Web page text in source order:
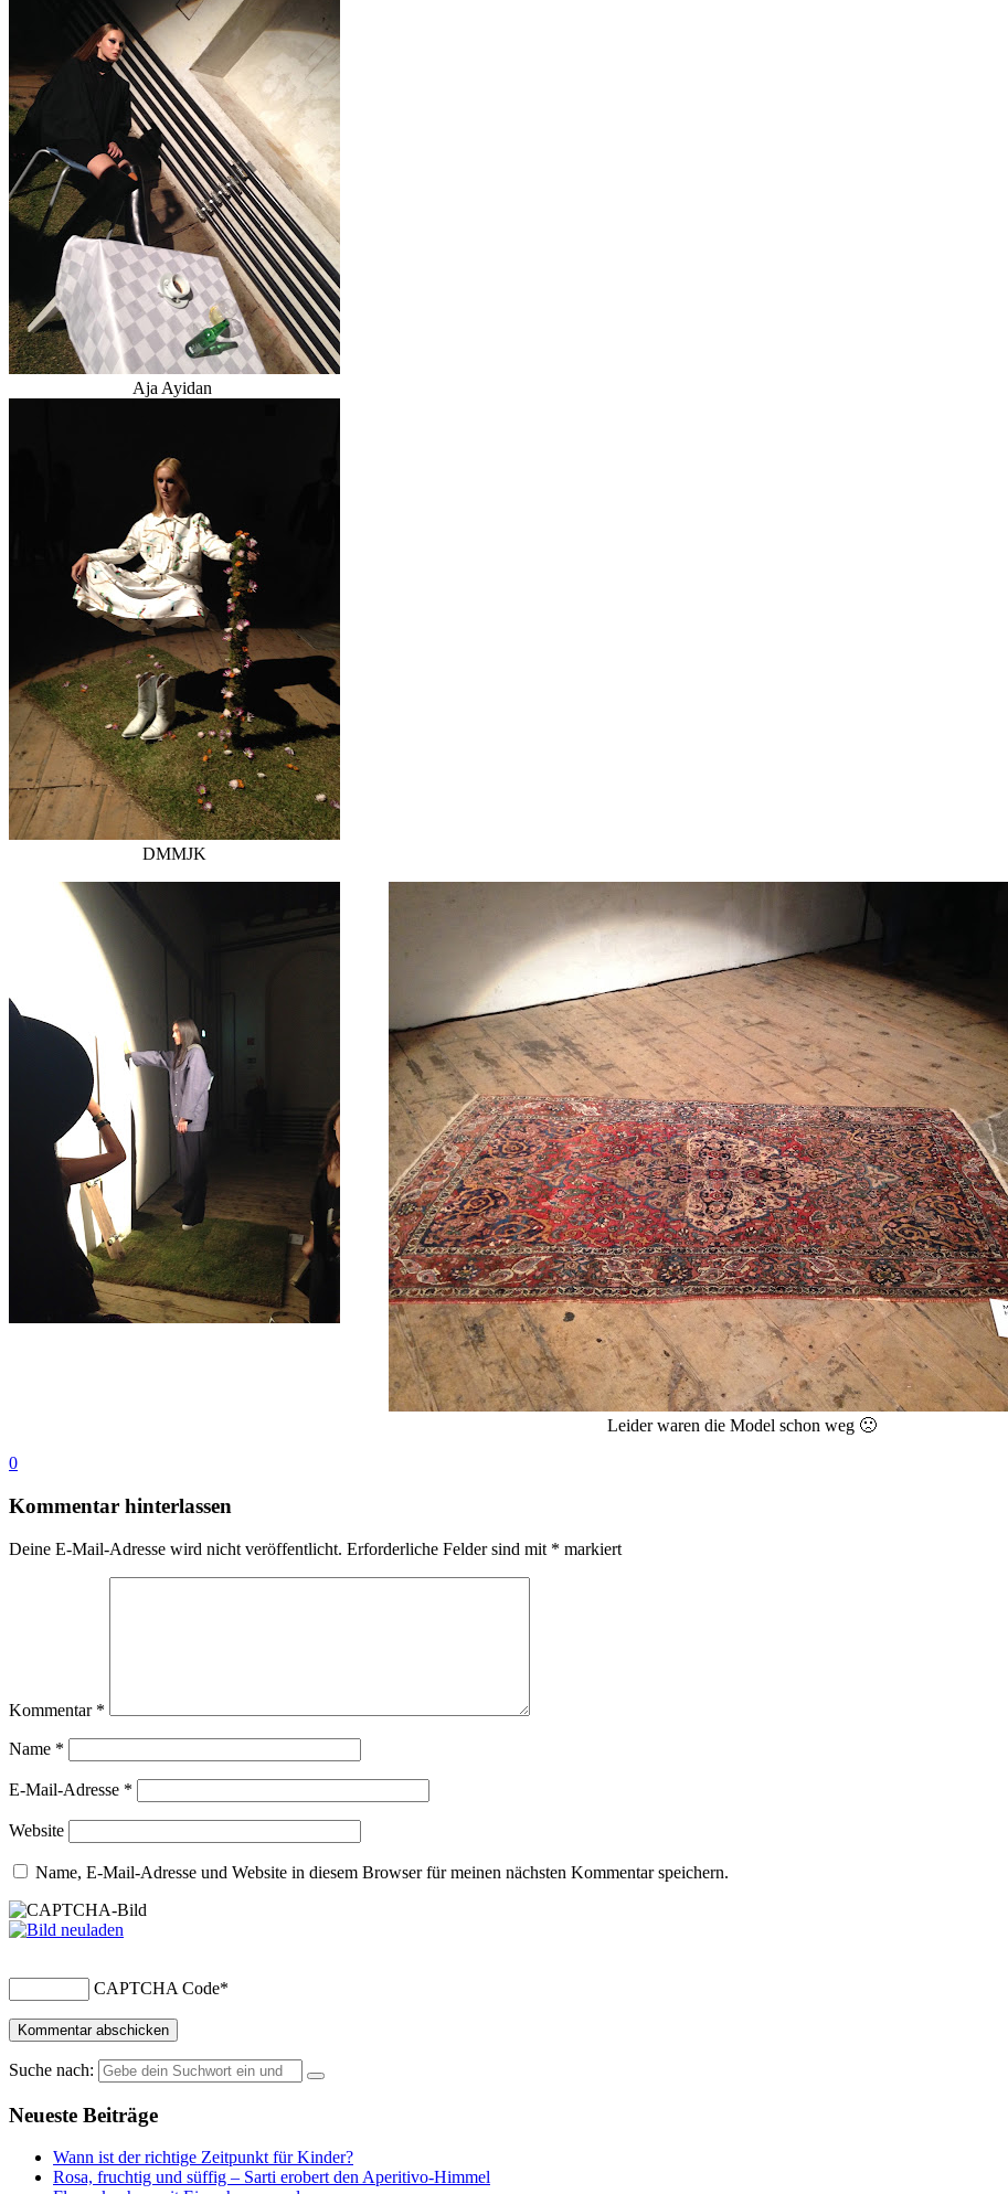
Aja Ayidan
DMMJK
Leider waren die Model schon weg 🙁
0
Kommentar hinterlassen
Deine E-Mail-Adresse wird nicht veröffentlicht. Erforderliche Felder sind mit * markiert
Kommentar *
Name *
E-Mail-Adresse *
Website
Name, E-Mail-Adresse und Website in diesem Browser für meinen nächsten Kommentar speichern.
CAPTCHA Code*
Suche nach:
Neueste Beiträge
Wann ist der richtige Zeitpunkt für Kinder?
Rosa, fruchtig und süffig – Sarti erobert den Aperitivo-Himmel